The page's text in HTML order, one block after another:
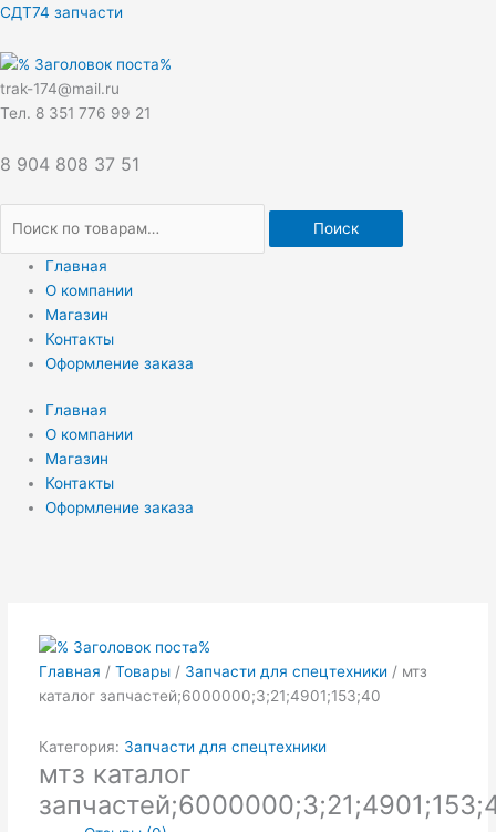
Перейти
содержимому
СДТ74 запчасти
trak-174@mail.ru
Тел. 8 351 776 99 21
8 904 808 37 51
Искать:
Поиск
Главная
О компании
Магазин
Контакты
Оформление заказа
Главная
О компании
Магазин
Контакты
Оформление заказа
Главная / Товары/ Запчасти для спецтехники / мтз
каталог запчастей;6000000;3;21;4901;153;40
Категория: Запчасти для спецтехники
мтз каталог